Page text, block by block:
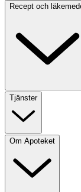
Recept och
Tjänster
Om Apoteket